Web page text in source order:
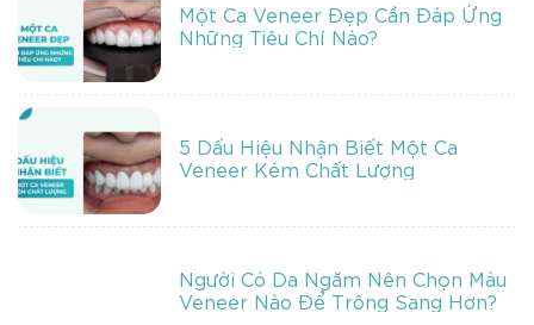
Một Ca Veneer Đẹp Cần Đáp Ứng
Những Tiêu Chí Nào?
5 Dấu Hiệu Nhận Biết Một Ca
Veneer Kém Chất Lượng
Người Có Da Ngăm Nên Chọn Màu
Veneer Nào Để Trông Sang Hơn?